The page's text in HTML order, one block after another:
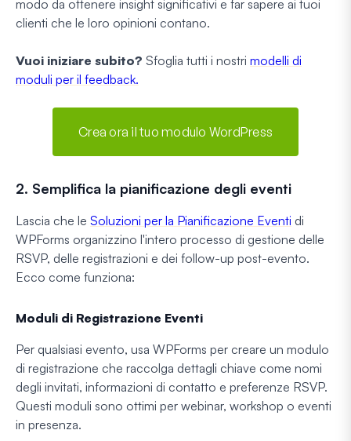
modo da ottenere insight significativi e far sapere ai tuoi
clienti che le loro opinioni contano.
Vuoi iniziare subito? Sfoglia tutti i nostri modelli di
moduli per il feedback.
Crea ora il tuo modulo WordPress
2. Semplifica la pianificazione degli eventi
Lascia che le Soluzioni per la Pianificazione Eventi di
WPForms organizzino l'intero processo di gestione delle
RSVP, delle registrazioni e dei follow-up post-evento.
Ecco come funziona:
Moduli di Registrazione Eventi
Per qualsiasi evento, usa WPForms per creare un modulo
di registrazione che raccolga dettagli chiave come nomi
degli invitati, informazioni di contatto e preferenze RSVP.
Questi moduli sono ottimi per webinar, workshop o eventi
in presenza.